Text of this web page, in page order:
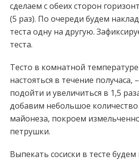
сделаем с обеих сторон
(5 раз). По очереди будем
теста одну на другую.
теста.
Тесто в комнатной
настояться в течение получаса,
подойти и увеличиться в 1,5
добавим небольшое количество
майонеза, покроем
петрушки.
Выпекать сосиски в тесте будем